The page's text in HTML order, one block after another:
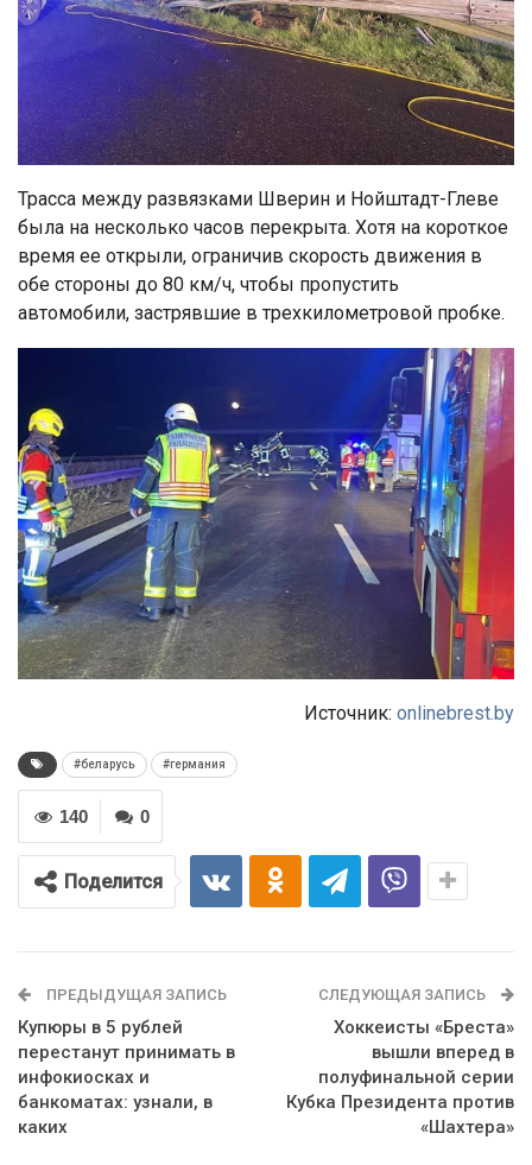
Трасса между развязками Шверин и Нойштадт-Глеве
была на несколько часов перекрыта. Хотя на короткое
время ее открыли, ограничив скорость движения в
обе стороны до 80 км/ч, чтобы пропустить
автомобили, застрявшие в трехкилометровой пробке.
Источник: onlinebrest.by
#беларусь #германия
0
140
Поделится
ПРЕДЫДУЩАЯ ЗАПИСЬ
Купюры в 5 рублей
перестанут принимать в
инфокиосках и
банкоматах: узнали, в
каких
СЛЕДУЮЩАЯ ЗАПИСЬ
Хоккеисты «Бреста»
вышли вперед в
полуфинальной серии
Кубка Президента против
«Шахтера»